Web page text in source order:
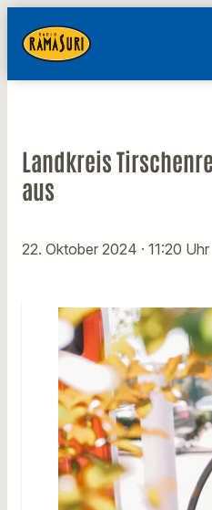
Landkreis
aus
22. Oktober 2024 · 11:20 Uhr